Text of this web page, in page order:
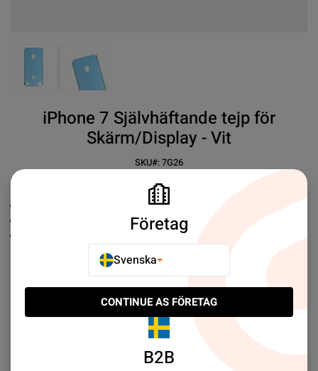
View larger imageView larger image
iPhone 7 Självhäftande tejp för
Skärm/Display - Vit
SKU#:7G26
SEK 19.00 30+
E-POSTA TILL EN VÄN
Företag
Svenska
CONTINUE AS FÖRETAG
B2B